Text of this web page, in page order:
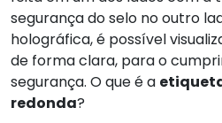
segurança do selo no outro
holográfica, é possível
de forma clara, para o
segurança. O que é a
redonda?